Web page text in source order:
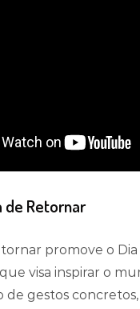
de Retornar
promove o
visa inspirar o
de gestos concretos,